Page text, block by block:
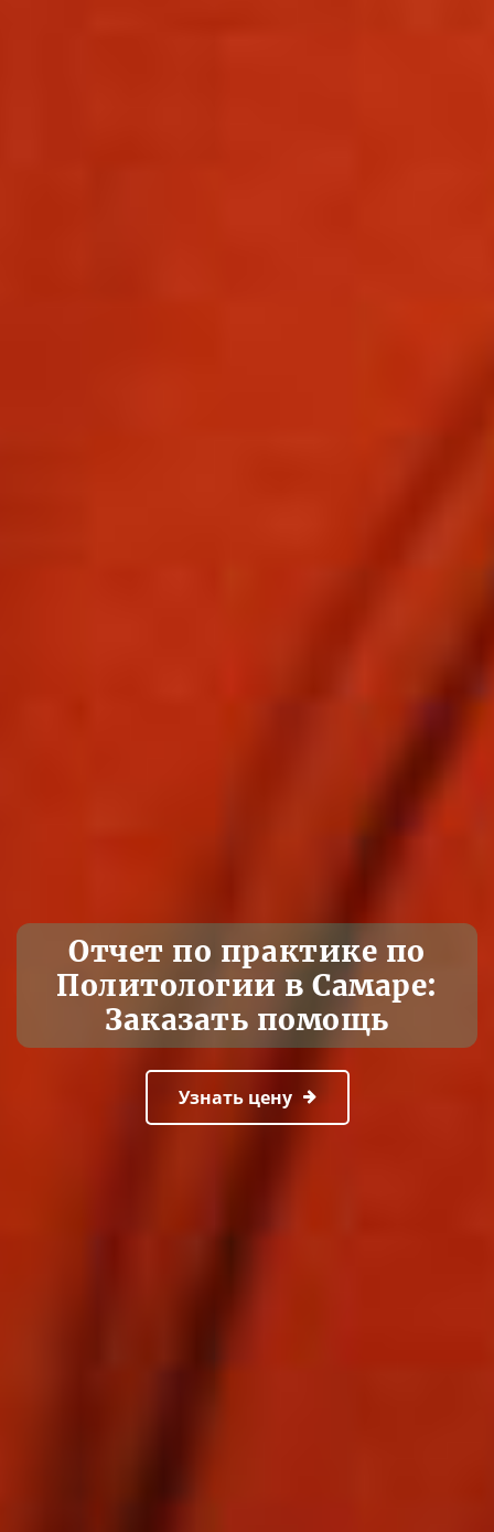
Отчет по практике по
Политологии в Самаре:
Заказать помощь
Узнать цену